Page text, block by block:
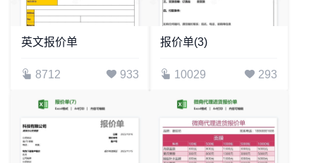
英文报价单
8712 933
报价单(3)
10029 293